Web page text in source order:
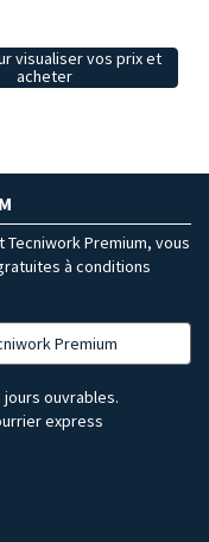
visualiser vos prix et
acheter
Premium, vous
à conditions
Premium
ouvrables.
express